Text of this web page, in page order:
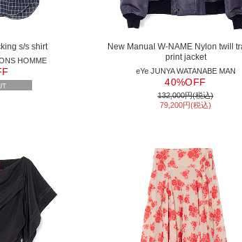
s/s shirt
HOMME
New Manual W-NAME Nylon twill
print jacket
eYe JUNYA WATANABE MAN
40%OFF
132,000円(税込)
79,200円(税込)